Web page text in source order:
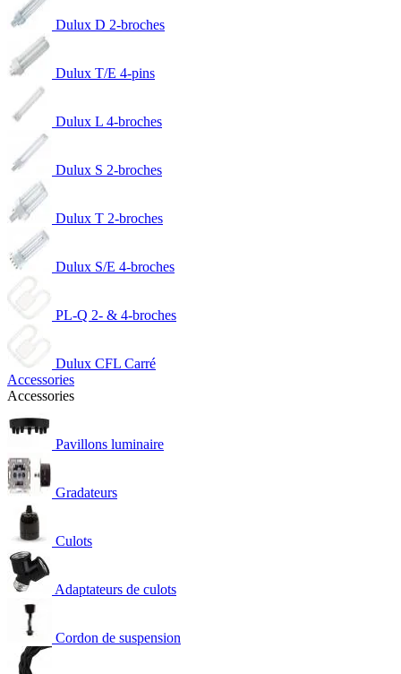
Dulux D 2-broches
Dulux T/E 4-pins
Dulux L 4-broches
Dulux S 2-broches
Dulux T 2-broches
Dulux S/E 4-broches
PL-Q 2- & 4-broches
Dulux CFL Carré
Accessories
Accessories
Pavillons luminaire
Gradateurs
Culots
Adaptateurs de culots
Cordon de suspension